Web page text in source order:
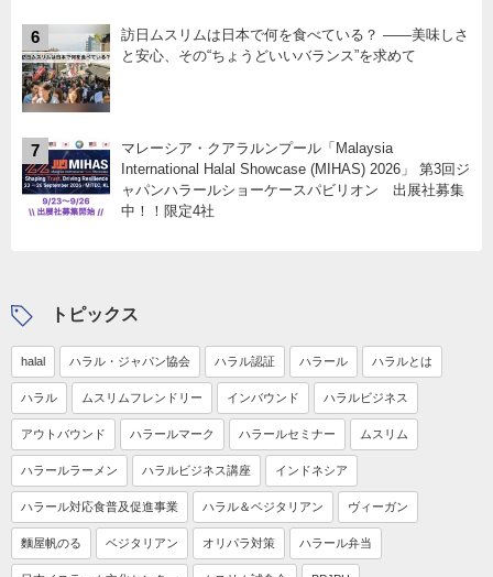
6
訪日ムスリムは日本で何を食べている？ ――美味しさ
と安心、その“ちょうどいいバランス”を求めて
7
マレーシア・クアラルンプール「Malaysia
International Halal Showcase (MIHAS) 2026」 第3回ジ
ャパンハラールショーケースパビリオン 出展社募集
中！！限定4社
トピックス
halal ハラル・ジャパン協会 ハラル認証 ハラール ハラルとは
ハラル ムスリムフレンドリー インバウンド ハラルビジネス
アウトバウンド ハラールマーク ハラールセミナー ムスリム
ハラールラーメン ハラルビジネス講座 インドネシア
ハラール対応食普及促進事業 ハラル＆ベジタリアン ヴィーガン
麵屋帆のる ベジタリアン オリパラ対策 ハラール弁当